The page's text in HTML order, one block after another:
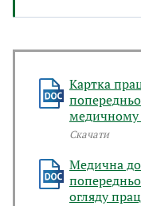
Картка
медичному
Скачати
Медична
огляду